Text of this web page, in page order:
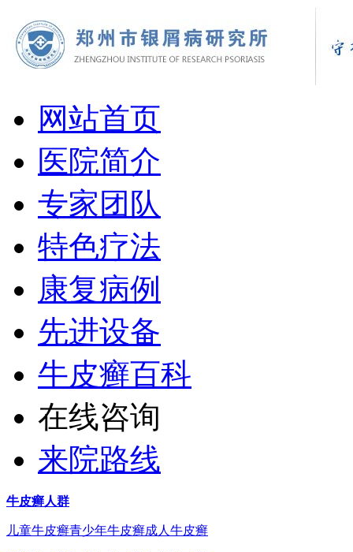
网站首页
医院简介
专家团队
特色疗法
康复病例
先进设备
牛皮癣百科
在线咨询
来院路线
牛皮癣人群
儿童牛皮癣青少年牛皮癣成人牛皮癣